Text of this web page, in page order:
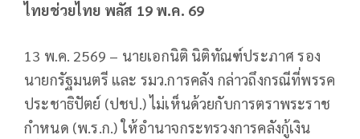
ไทยช่วยไทย พลัส 19 พ.ค. 69
13 พ.ค. 2569 – นายเอกนิติ นิติทัณฑ์ประภาศ รอง
นายกรัฐมนตรี และ รมว.การคลัง กล่าวถึงกรณีที่พรรค
ประชาธิปัตย์ (ปชป.) ไม่เห็นด้วยกับการตราพระราช
กำหนด (พ.ร.ก.) ให้อำนาจกระทรวงการคลังกู้เงิน